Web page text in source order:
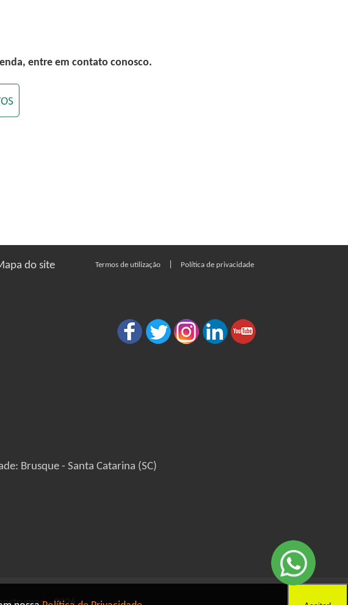
entre em contato conosco.
do site Termos de utilização Política de privacidade
Brusque - Santa Catarina (SC)